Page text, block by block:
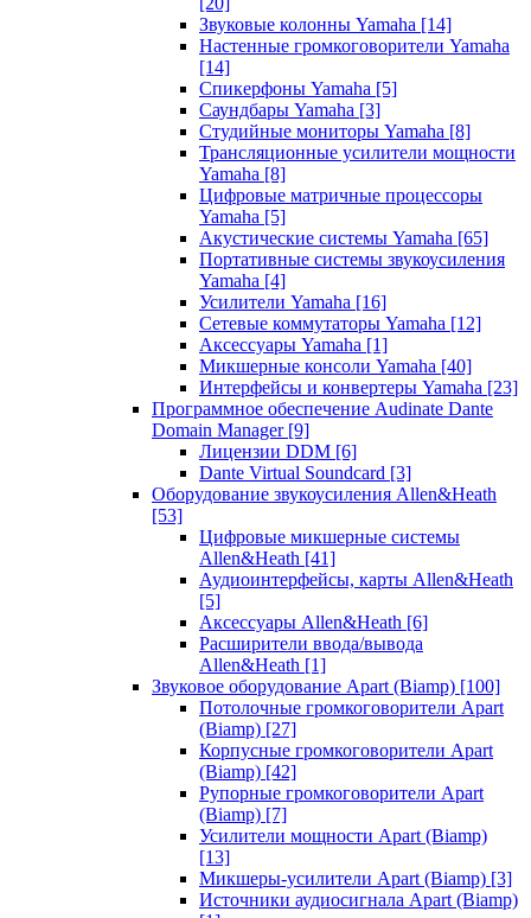
Звуковые колонны Yamaha [14]
Настенные громкоговорители Yamaha
[14]
Спикерфоны Yamaha [5]
Саундбары Yamaha [3]
Студийные мониторы Yamaha [8]
Трансляционные усилители мощности
Yamaha [8]
Цифровые матричные процессоры
Yamaha [5]
Акустические системы Yamaha [65]
Портативные системы звукоусиления
Yamaha [4]
Усилители Yamaha [16]
Сетевые коммутаторы Yamaha [12]
Аксессуары Yamaha [1]
Микшерные консоли Yamaha [40]
Интерфейсы и конвертеры Yamaha [23]
Программное обеспечение Audinate Dante
Domain Manager [9]
Лицензии DDM [6]
Dante Virtual Soundcard [3]
Оборудование звукоусиления Allen&Heath
[53]
Цифровые микшерные системы
Allen&Heath [41]
Аудиоинтерфейсы, карты Allen&Heath
[5]
Аксессуары Allen&Heath [6]
Расширители ввода/вывода
Allen&Heath [1]
Звуковое оборудование Apart (Biamp) [100]
Потолочные громкоговорители Apart
(Biamp) [27]
Корпусные громкоговорители Apart
(Biamp) [42]
Рупорные громкоговорители Apart
(Biamp) [7]
Усилители мощности Apart (Biamp)
[13]
Микшеры-усилители Apart (Biamp) [3]
Источники аудиосигнала Apart (Biamp)